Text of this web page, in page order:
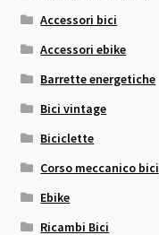
Accessori bici
Accessori ebike
Barrette energetiche
Bici vintage
Biciclette
Corso meccanico bici
Ebike
Ricambi Bici